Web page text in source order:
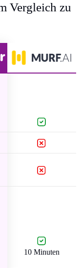
Vergleich zu
10 Minuten